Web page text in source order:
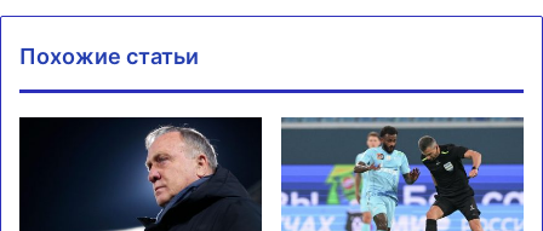
Похожие статьи